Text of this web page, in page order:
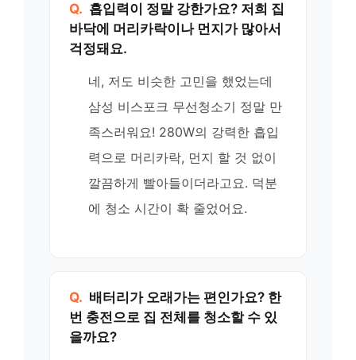
Q. 흡입력이 정말 강한가요? 저희 집
바닥에 머리카락이나 먼지가 많아서
걱정돼요.
네, 저도 비슷한 고민을 했었는데
삼성 비스포크 무선청소기 정말 만
족스러워요! 280W의 강력한 흡입
력으로 머리카락, 먼지 할 것 없이
깔끔하게 빨아들이더라고요. 덕분
에 청소 시간이 확 줄었어요.
Q. 배터리가 오래가는 편인가요? 한
번 충전으로 집 전체를 청소할 수 있
을까요?